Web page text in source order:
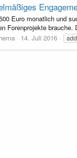
Euro monatlich und
Forenprojekte
14. Juli 2016